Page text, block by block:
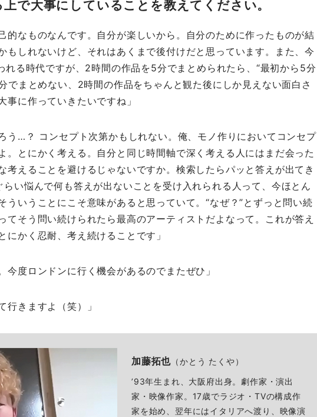
で大事にしていることを教えてください。
的なものなんです。自分が楽しいから。自分のために作ったものが結
もしれないけど、それはあくまで後付けだと思っています。また、今
れる時代ですが、2時間の作品を5分でまとめられたら、“最初から5分
でまとめない、2時間の作品をちゃんと観た後にしか見えない面白さ
に作っていきたいですね」
う…？ コンセプト次第かもしれない。俺、モノ作りにおいてコンセプ
。とにかく考える。自分と同じ時間軸で深く考える人にはまだ会った
考えることを避けるじゃないですか。検索したらパッと答えが出てき
い悩んで何も答えが出ないことを受け入れられる人って、今ほとん
ういうことにこそ意味があると思っていて。“なぜ？”とずっと問い続
てそう問い続けられたら最高のアーティストだよなって。これが答え
かく忍耐、考え続けることです」
今度ロンドンに行く機会があるのでまたぜひ」
行きますよ（笑）」
加藤拓也 （かとう たくや）
’93年生まれ、大阪府出身。劇作家・演出
家・映像作家。17歳でラジオ・TVの構成作
家を始め、翌年にはイタリアへ渡り、映像演